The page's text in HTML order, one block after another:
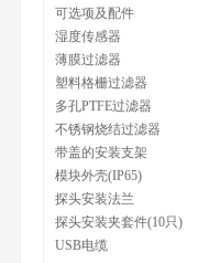
可选项及配件
湿度传感器
薄膜过滤器
塑料格栅过滤器
多孔PTFE过滤器
不锈钢烧结过滤器
带盖的安装支架
模块外壳(IP65)
探头安装法兰
探头安装夹套件(10只)
USB电缆